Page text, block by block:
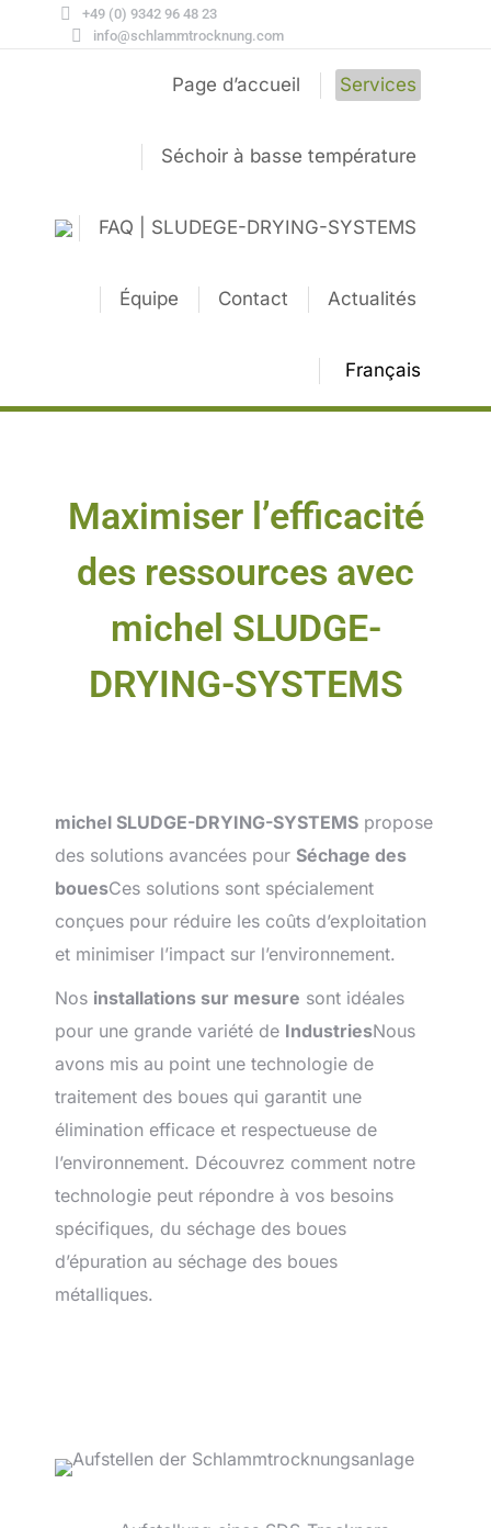
+49 (0) 9342 96 48 23
info@schlammtrocknung.com
Page d’accueil Services
Séchoir à basse température
FAQ | SLUDEGE-DRYING-SYSTEMS
Équipe Contact Actualités
Français
Maximiser l’efficacité
des ressources avec
michel SLUDGE-
DRYING-SYSTEMS
michel SLUDGE-DRYING-SYSTEMS propose
des solutions avancées pour Séchage des
bouesCes solutions sont spécialement
conçues pour réduire les coûts d’exploitation
et minimiser l’impact sur l’environnement.
Nos installations sur mesure sont idéales
pour une grande variété de IndustriesNous
avons mis au point une technologie de
traitement des boues qui garantit une
élimination efficace et respectueuse de
l’environnement. Découvrez comment notre
technologie peut répondre à vos besoins
spécifiques, du séchage des boues
d’épuration au séchage des boues
métalliques.